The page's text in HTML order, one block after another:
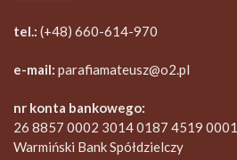
tel.: (+48) 660-614-970
e-mail: parafiamateusz@o2.pl
nr konta bankowego:
26 8857 0002 3014 0187 4519 0001
Warmiński Bank Spółdzielczy